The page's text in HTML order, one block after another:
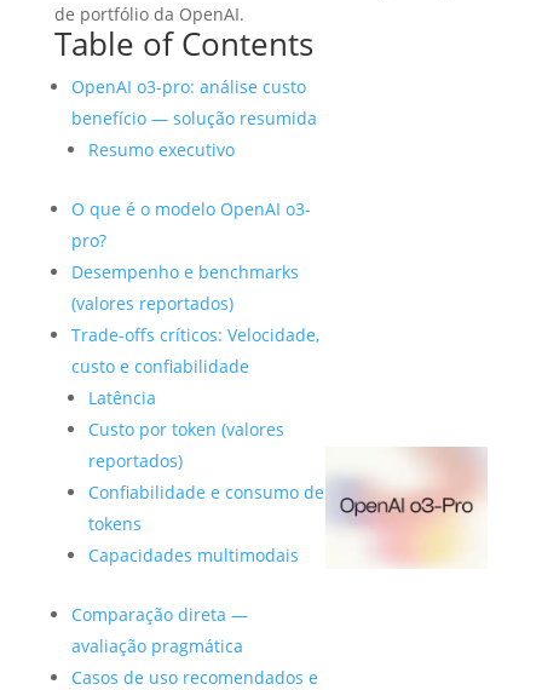
de portfólio da OpenAI.
Table of Contents
OpenAI o3-pro: análise custo
benefício — solução resumida
Resumo executivo
O que é o modelo OpenAI o3-
pro?
Desempenho e benchmarks
(valores reportados)
Trade-offs críticos: Velocidade,
custo e confiabilidade
Latência
Custo por token (valores
reportados)
Confiabilidade e consumo de
tokens
Capacidades multimodais
Comparação direta —
avaliação pragmática
Casos de uso recomendados e